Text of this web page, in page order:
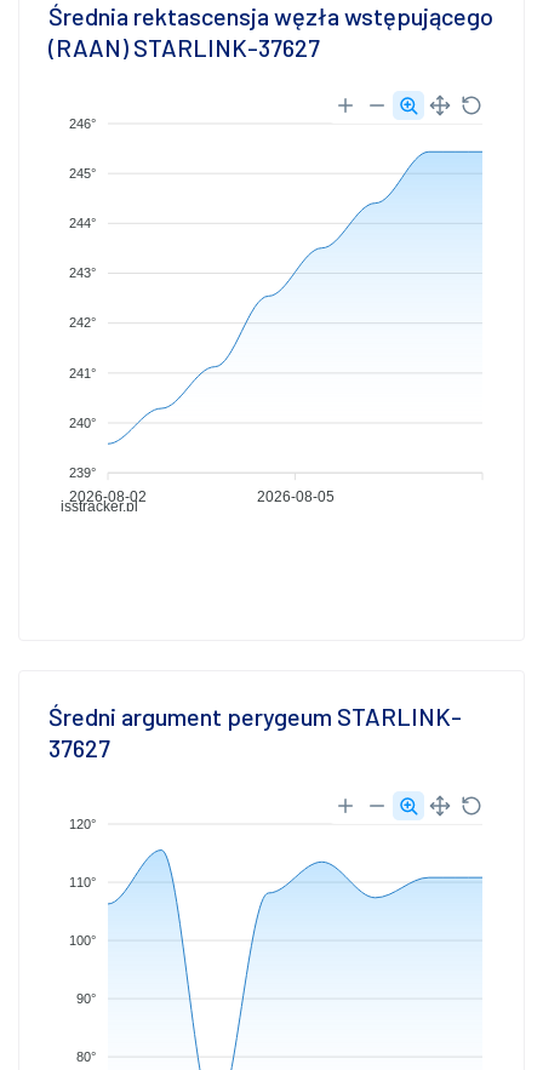
Średnia rektascensja węzła wstępującego
(RAAN) STARLINK-37627
isstracker.pl
246°
245°
244°
243°
242°
241°
240°
239°
2026-08-02 2026-08-05
Średni argument perygeum STARLINK-
37627
120°
110°
100°
90°
80°